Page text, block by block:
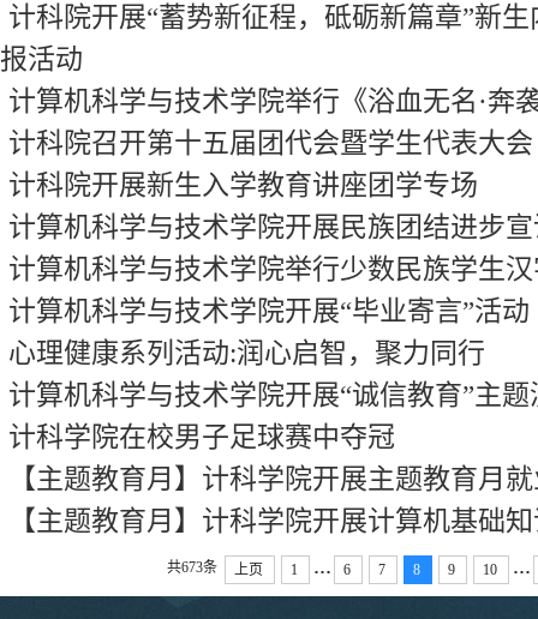
计科院开展“蓄势新征程，砥砺新篇章”新
报活动
计算机科学与技术学院举行《浴血无名·奔
计科院召开第十五届团代会暨学生代表大会
计科院开展新生入学教育讲座团学专场
计算机科学与技术学院开展民族团结进步
计算机科学与技术学院举行少数民族学生
计算机科学与技术学院开展“毕业寄言”活动
心理健康系列活动:润心启智，聚力同行
计算机科学与技术学院开展“诚信教育”主
计科学院在校男子足球赛中夺冠
【主题教育月】计科学院开展主题教育月
【主题教育月】计科学院开展计算机基础
共673条 上页 1 ... 6 7 8 9 10 ...